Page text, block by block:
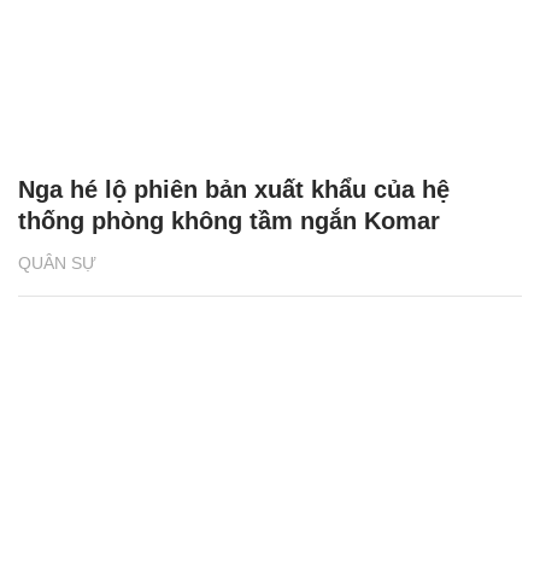
QUÂN SỰ
Nga hé lộ phiên bản xuất khẩu của hệ
thống phòng không tầm ngắn Komar